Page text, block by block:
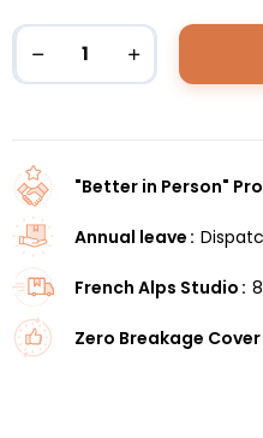
"Better in Person"
Annual leave
French Alps Studio
Zero Breakage Cover